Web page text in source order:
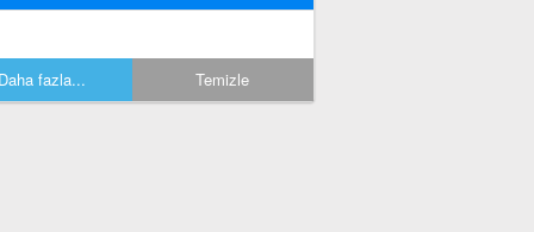
Daha fazla... Temizle